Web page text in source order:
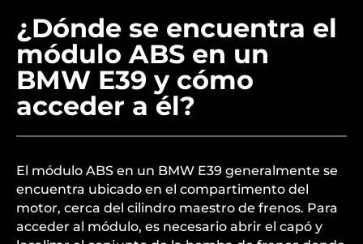
¿Dónde se encuentra el
módulo ABS en un
BMW E39 y cómo
acceder a él?
El módulo ABS en un BMW E39 generalmente se
encuentra ubicado en el compartimento del
motor, cerca del cilindro maestro de frenos. Para
acceder al módulo, es necesario abrir el capó y